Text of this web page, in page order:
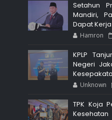
Setahun
Mandiri,
Dapat Kerja
Hamron
KPLP
Negeri
Unknown
TPK Koja
Kesehatan